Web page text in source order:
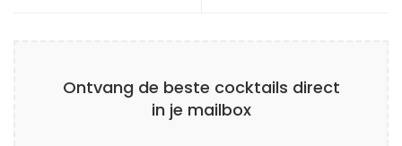
Ontvang de beste cocktails direct
in je mailbox